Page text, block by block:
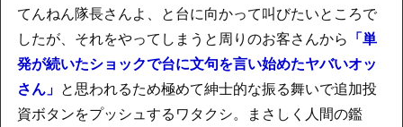
てんねん隊長さんよ、と台に向かって叫びたいところで
したが、それをやってしまうと周りのお客さんから 「単
発が続いたショックで台に文句を言い始めたヤバいオッ
さん」 と思われるため極めて紳士的な振る舞いで追加投
資ボタンをプッシュするワタクシ。まさしく人間の鑑